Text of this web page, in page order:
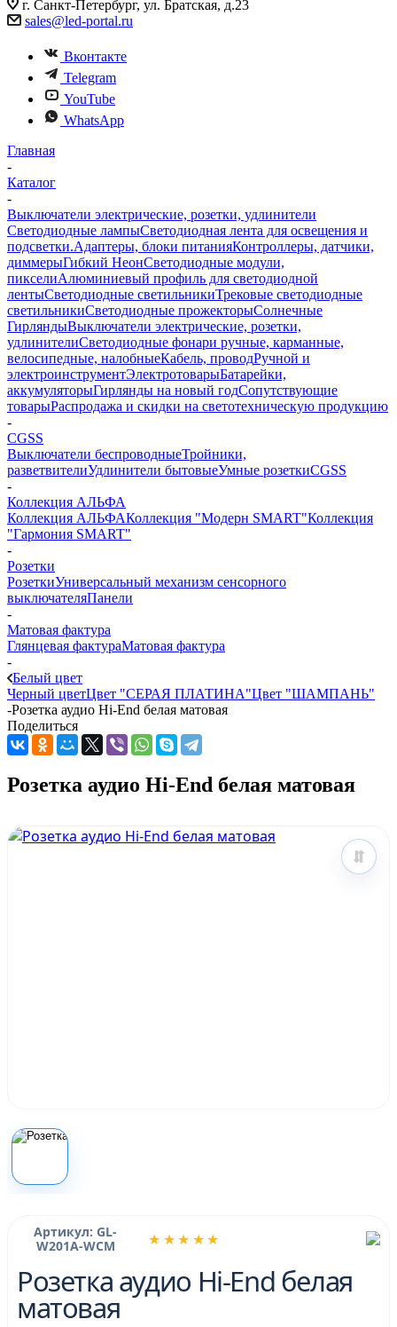
г. Санкт-Петербург, ул. Братская, д.23
sales@led-portal.ru
Вконтакте
Telegram
YouTube
WhatsApp
Главная
-
Каталог
-
Выключатели электрические, розетки, удлинители
Светодиодные лампыСветодиодная лента для освещения и
подсветки.Адаптеры, блоки питанияКонтроллеры, датчики,
диммерыГибкий НеонСветодиодные модули,
пикселиАлюминиевый профиль для светодиодной
лентыСветодиодные светильникиТрековые светодиодные
светильникиСветодиодные прожекторыСолнечные
ГирляндыВыключатели электрические, розетки,
удлинителиСветодиодные фонари ручные, карманные,
велосипедные, налобныеКабель, проводРучной и
электроинструментЭлектротоварыБатарейки,
аккумуляторыГирлянды на новый годСопутствующие
товарыРаспродажа и скидки на светотехническую продукцию
-
CGSS
Выключатели беспроводныеТройники,
разветвителиУдлинители бытовыеУмные розеткиCGSS
-
Коллекция АЛЬФА
Коллекция АЛЬФАКоллекция "Модерн SMART"Коллекция
"Гармония SMART"
-
Розетки
РозеткиУниверсальный механизм сенсорного
выключателяПанели
-
Матовая фактура
Глянцевая фактураМатовая фактура
-
Белый цвет
Черный цветЦвет "СЕРАЯ ПЛАТИНА"Цвет "ШАМПАНЬ"
-Розетка аудио Hi-End белая матовая
Поделиться
Розетка аудио Hi-End белая матовая
★★★★★
Артикул: GL-
W201A-WCM
Розетка аудио Hi-End белая
матовая